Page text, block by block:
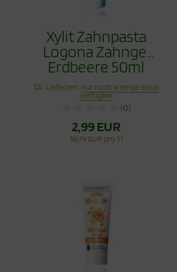
Xylit Zahnpasta
Logona Zahngel
Erdbeere 50ml
Lieferzeit: nur noch wenige Stück
verfügbar
(0)
2,99 EUR
59,74 EUR pro 1 l